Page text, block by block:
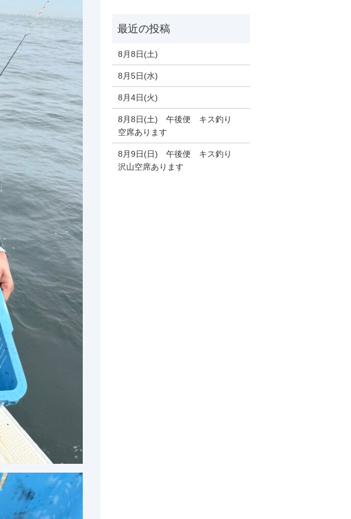
8月8日(土)
8月5日(水)
8月4日(火)
8月8日(土) 午後便 キス釣り
空席あります
8月9日(日) 午後便 キス釣り
沢山空席あります